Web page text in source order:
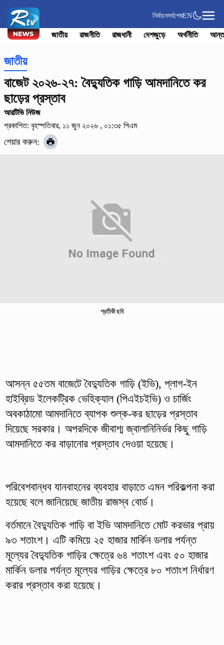
নির্বাচনসর্বশেষEN
জাতীয় রাজনীতি রাজধানী দেশজুড়ে অর্থনীতি
জাতীয়
বাজেট ২০২৬-২৭: বৈদ্যুতিক গাড়ি আমদানিতে কর
ছাড়ের প্রস্তাব
আরটিভি নিউজ
প্রকাশিত: বৃহস্পতিবার, ১১ জুন ২০২৬ , ০১:৩৫ পিএম
শেয়ার করুন:
প্রতীকী ছবি
আসন্ন ৫৫তম বাজেটে বৈদ্যুতিক গাড়ি (ইভি), প্লাগ-ইন
হাইব্রিড ইলেকট্রিক ভেহিক্যাল (পিএইচইভি) ও চার্জিং
অবকাঠামো আমদানিতে ব্যাপক শুল্ক-কর ছাড়ের প্রস্তাব
দিয়েছে সরকার। অপরদিকে জীবাশ্ম জ্বালানিনির্ভর কিছু গাড়ি
আমদানিতে কর বাড়ানোর প্রস্তাব দেওয়া হয়েছে।
পরিবেশবান্ধব যানবাহনের ব্যবহার বাড়াতে এমন পরিকল্পনা করা
হয়েছে বলে জানিয়েছে জাতীয় রাজস্ব বোর্ড।
বর্তমানে বৈদ্যুতিক গাড়ি বা ইভি আমদানিতে মোট করভার প্রায়
৯৩ শতাংশ। এটি কমিয়ে ২৫ হাজার মার্কিন ডলার পর্যন্ত
মূল্যের বৈদ্যুতিক গাড়ির ক্ষেত্রে ৬৪ শতাংশ এবং ৫০ হাজার
মার্কিন ডলার পর্যন্ত মূল্যের গাড়ির ক্ষেত্রে ৮০ শতাংশ নির্ধারণ
করার প্রস্তাব করা হয়েছে।